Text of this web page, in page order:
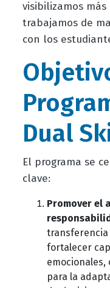
visibilizamos
trabajamos de
con los
Dual
El programa se
clave:
Promover el
transferencia
fortalecer
emocionales,
para la